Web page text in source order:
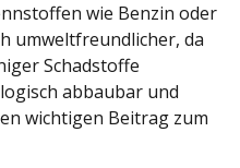
wie Benzin oder
umweltfreundlicher, da
Schadstoffe
abbaubar und
wichtigen Beitrag zum